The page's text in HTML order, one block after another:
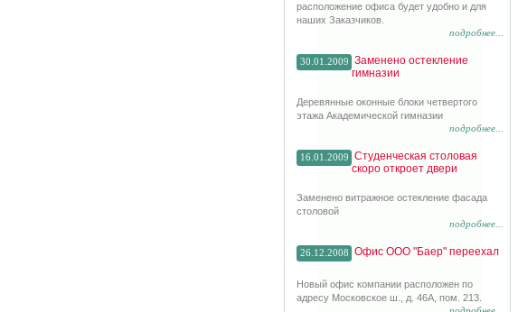
расположение офиса будет удобно и для
наших Заказчиков.
подробнее...
30.01.2009 Заменено остекление
гимназии
Деревянные оконные блоки четвертого
этажа Академической гимназии
подробнее...
16.01.2009 Студенческая столовая
скоро откроет двери
Заменено витражное остекление фасада
столовой
подробнее...
26.12.2008 Офис ООО "Баер" переехал
Новый офис компании расположен по
адресу Московское ш., д. 46А, пом. 213.